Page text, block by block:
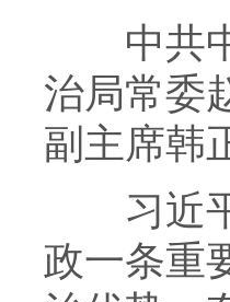
中共中
治局常委
副主席韩
习近平
政一条重